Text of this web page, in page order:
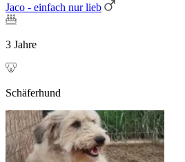
Jaco - einfach nur lieb
3 Jahre
Schäferhund